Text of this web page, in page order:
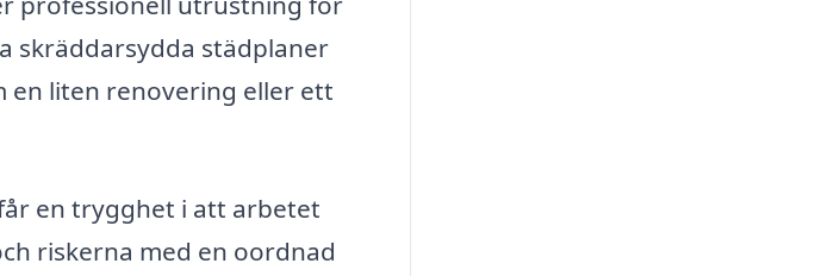
skräddarsydda städplaner
en liten renovering eller ett
en trygghet i att arbetet
riskerna med en oordnad